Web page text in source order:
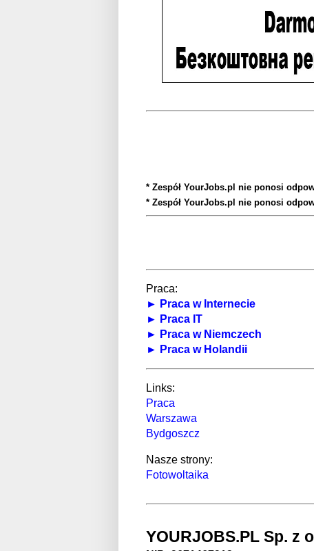
* Zespół YourJobs.pl nie ponosi
* Zespół YourJobs.pl nie ponosi
Praca:
► Praca w Internecie
► Praca IT
► Praca w Niemczech
► Praca w Holandii
Links:
Praca
Warszawa
Bydgoszcz
Nasze strony:
Fotowoltaika
YOURJOBS.PL Sp. z